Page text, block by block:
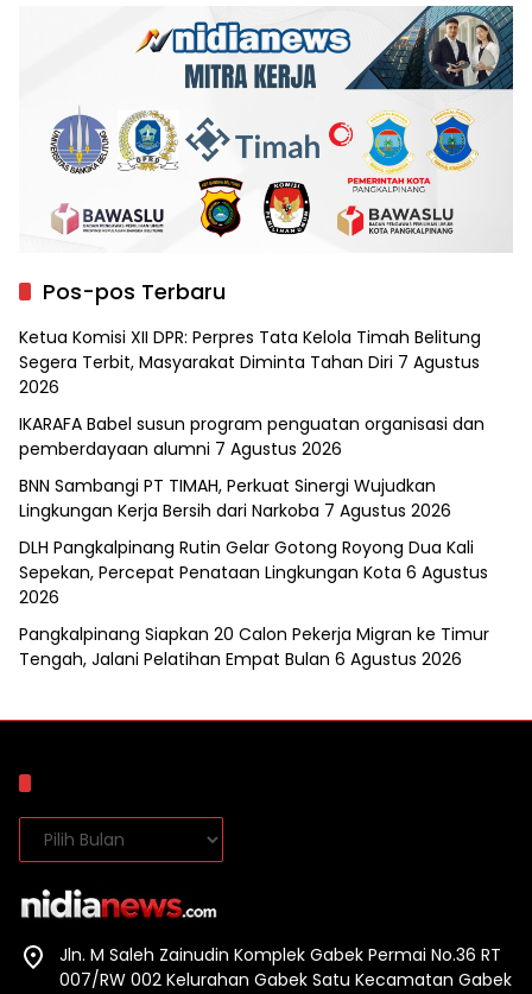
Pos-pos Terbaru
Ketua Komisi XII DPR: Perpres Tata Kelola Timah Belitung
Segera Terbit, Masyarakat Diminta Tahan Diri 7 Agustus
2026
IKARAFA Babel susun program penguatan organisasi dan
pemberdayaan alumni 7 Agustus 2026
BNN Sambangi PT TIMAH, Perkuat Sinergi Wujudkan
Lingkungan Kerja Bersih dari Narkoba 7 Agustus 2026
DLH Pangkalpinang Rutin Gelar Gotong Royong Dua Kali
Sepekan, Percepat Penataan Lingkungan Kota 6 Agustus
2026
Pangkalpinang Siapkan 20 Calon Pekerja Migran ke Timur
Tengah, Jalani Pelatihan Empat Bulan 6 Agustus 2026
Arsip
Jln. M Saleh Zainudin Komplek Gabek Permai No.36 RT
007/RW 002 Kelurahan Gabek Satu Kecamatan Gabek